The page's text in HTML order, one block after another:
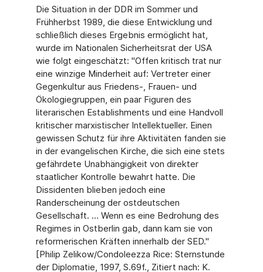
Die Situation in der DDR im Sommer und
Frühherbst 1989, die diese Entwicklung und
schließlich dieses Ergebnis ermöglicht hat,
wurde im Nationalen Sicherheitsrat der USA
wie folgt eingeschätzt: "Offen kritisch trat nur
eine winzige Minderheit auf: Vertreter einer
Gegenkultur aus Friedens-, Frauen- und
Ökologiegruppen, ein paar Figuren des
literarischen Establishments und eine Handvoll
kritischer marxistischer Intellektueller. Einen
gewissen Schutz für ihre Aktivitäten fanden sie
in der evangelischen Kirche, die sich eine stets
gefährdete Unabhängigkeit von direkter
staatlicher Kontrolle bewahrt hatte. Die
Dissidenten blieben jedoch eine
Randerscheinung der ostdeutschen
Gesellschaft. … Wenn es eine Bedrohung des
Regimes in Ostberlin gab, dann kam sie von
reformerischen Kräften innerhalb der SED."
[Philip Zelikow/Condoleezza Rice: Sternstunde
der Diplomatie, 1997, S.69f., Zitiert nach: K.